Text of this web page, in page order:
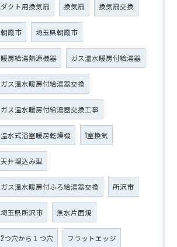
ダクト用換気扇 換気扇 換気扇交換
朝霞市 埼玉県朝霞市
暖房給湯熱源機器 ガス温水暖房付給湯器
ガス温水暖房付給湯器交換
ガス温水暖房付給湯器交換工事
温水式浴室暖房乾燥機 1室換気
天井埋込み型
ガス温水暖房付ふろ給湯器交換 所沢市
埼玉県所沢市 無水片面焼
2つ穴から１つ穴 フラットエッジ